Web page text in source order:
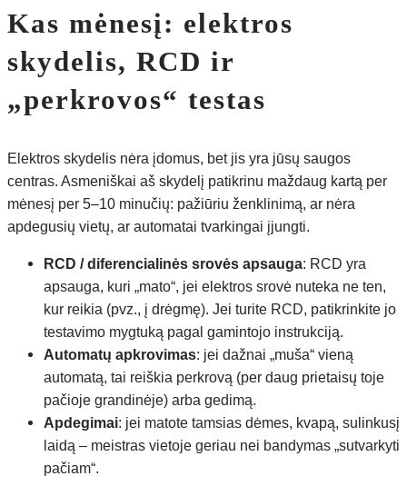
Kas mėnesį: elektros
skydelis, RCD ir
„perkrovos“ testas
Elektros skydelis nėra įdomus, bet jis yra jūsų saugos
centras. Asmeniškai aš skydelį patikrinu maždaug kartą per
mėnesį per 5–10 minučių: pažiūriu ženklinimą, ar nėra
apdegusių vietų, ar automatai tvarkingai įjungti.
RCD / diferencialinės srovės apsauga: RCD yra
apsauga, kuri „mato“, jei elektros srovė nuteka ne ten,
kur reikia (pvz., į drėgmę). Jei turite RCD, patikrinkite jo
testavimo mygtuką pagal gamintojo instrukciją.
Automatų apkrovimas: jei dažnai „muša“ vieną
automatą, tai reiškia perkrovą (per daug prietaisų toje
pačioje grandinėje) arba gedimą.
Apdegimai: jei matote tamsias dėmes, kvapą, sulinkusį
laidą – meistras vietoje geriau nei bandymas „sutvarkyti
pačiam“.